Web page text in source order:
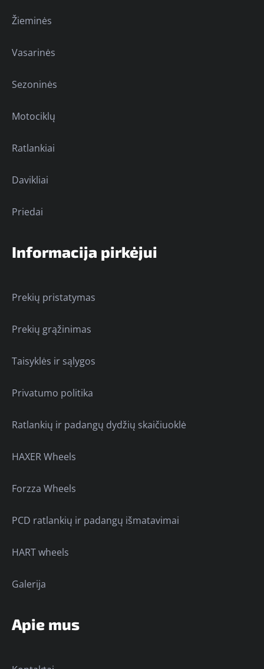
Žieminės
Vasarinės
Sezoninės
Motociklų
Ratlankiai
Davikliai
Priedai
Informacija pirkėjui
Prekių pristatymas
Prekių grąžinimas
Taisyklės ir sąlygos
Privatumo politika
Ratlankių ir padangų dydžių skaičiuoklė
HAXER Wheels
Forzza Wheels
PCD ratlankių ir padangų išmatavimai
HART wheels
Galerija
Apie mus